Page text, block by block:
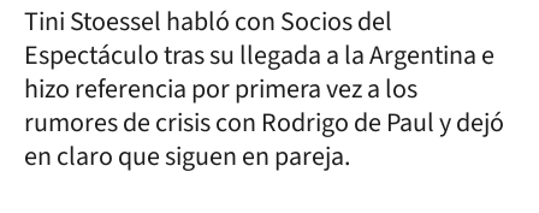
Tini Stoessel habló con Socios del
Espectáculo tras su llegada a la Argentina e
hizo referencia por primera vez a los
rumores de crisis con Rodrigo de Paul y dejó
en claro que siguen en pareja.